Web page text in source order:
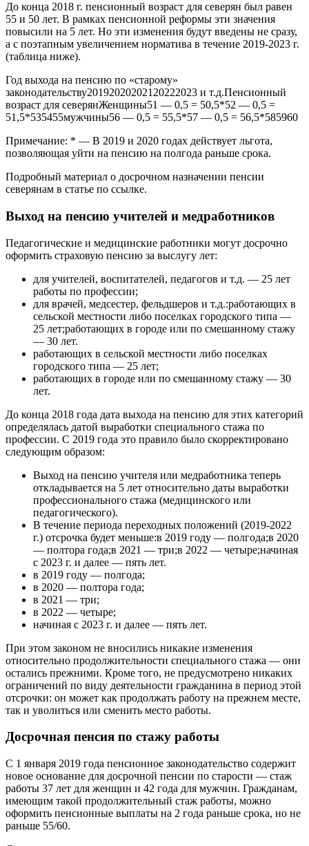
До конца 2018 г. пенсионный возраст для северян был равен
55 и 50 лет. В рамках пенсионной реформы эти значения
повысили на 5 лет. Но эти изменения будут введены не сразу,
а с поэтапным увеличением норматива в течение 2019-2023 г.
(таблица ниже).
Год выхода на пенсию по «старому»
законодательству20192020202120222023 и т.д.Пенсионный
возраст для северянЖенщины51 — 0,5 = 50,5*52 — 0,5 =
51,5*535455мужчины56 — 0,5 = 55,5*57 — 0,5 = 56,5*585960
Примечание: * — В 2019 и 2020 годах действует льгота,
позволяющая уйти на пенсию на полгода раньше срока.
Подробный материал о досрочном назначении пенсии
северянам в статье по ссылке.
Выход на пенсию учителей и медработников
Педагогические и медицинские работники могут досрочно
оформить страховую пенсию за выслугу лет:
для учителей, воспитателей, педагогов и т.д. — 25 лет
работы по профессии;
для врачей, медсестер, фельдшеров и т.д.:работающих в
сельской местности либо поселках городского типа —
25 лет;работающих в городе или по смешанному стажу
— 30 лет.
работающих в сельской местности либо поселках
городского типа — 25 лет;
работающих в городе или по смешанному стажу — 30
лет.
До конца 2018 года дата выхода на пенсию для этих категорий
определялась датой выработки специального стажа по
профессии. С 2019 года это правило было скорректировано
следующим образом:
Выход на пенсию учителя или медработника теперь
откладывается на 5 лет относительно даты выработки
профессионального стажа (медицинского или
педагогического).
В течение периода переходных положений (2019-2022
г.) отсрочка будет меньше:в 2019 году — полгода;в 2020
— полтора года;в 2021 — три;в 2022 — четыре;начиная
с 2023 г. и далее — пять лет.
в 2019 году — полгода;
в 2020 — полтора года;
в 2021 — три;
в 2022 — четыре;
начиная с 2023 г. и далее — пять лет.
При этом законом не вносились никакие изменения
относительно продолжительности специального стажа — они
остались прежними. Кроме того, не предусмотрено никаких
ограничений по виду деятельности гражданина в период этой
отсрочки: он может как продолжать работу на прежнем месте,
так и уволиться или сменить место работы.
Досрочная пенсия по стажу работы
С 1 января 2019 года пенсионное законодательство содержит
новое основание для досрочной пенсии по старости — стаж
работы 37 лет для женщин и 42 года для мужчин. Гражданам,
имеющим такой продолжительный стаж работы, можно
оформить пенсионные выплаты на 2 года раньше срока, но не
раньше 55/60.